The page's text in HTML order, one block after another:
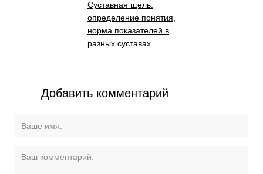
Суставная щель:
определение понятия,
норма показателей в
разных суставах
Добавить комментарий